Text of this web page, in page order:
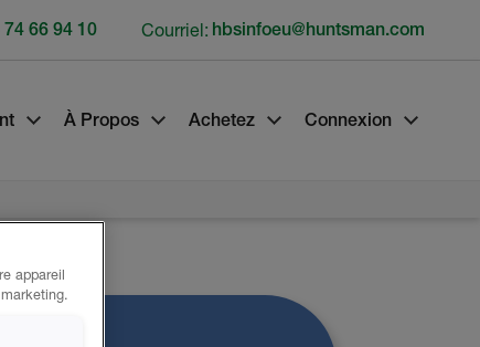
À Propos Achetez Connexion
74 66 94 10 Courriel: hbsinfoeu@huntsman.com
appareil